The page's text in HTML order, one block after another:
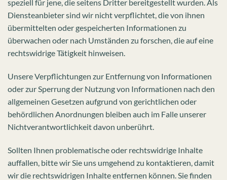
speziell für jene, die seitens Dritter bereitgestellt wurden. Als
Diensteanbieter sind wir nicht verpflichtet, die von ihnen
übermittelten oder gespeicherten Informationen zu
überwachen oder nach Umständen zu forschen, die auf eine
rechtswidrige Tätigkeit hinweisen.
Unsere Verpflichtungen zur Entfernung von Informationen
oder zur Sperrung der Nutzung von Informationen nach den
allgemeinen Gesetzen aufgrund von gerichtlichen oder
behördlichen Anordnungen bleiben auch im Falle unserer
Nichtverantwortlichkeit davon unberührt.
Sollten Ihnen problematische oder rechtswidrige Inhalte
auffallen, bitte wir Sie uns umgehend zu kontaktieren, damit
wir die rechtswidrigen Inhalte entfernen können. Sie finden